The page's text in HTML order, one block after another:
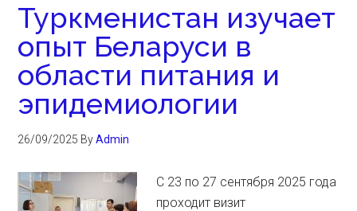
Туркменистан изучает
опыт Беларуси в
области питания и
эпидемиологии
26/09/2025 ByAdmin
С 23 по 27 сентября 2025 года
проходит визит